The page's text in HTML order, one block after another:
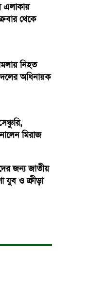
এলাকায়
থেকে
নিহত
অধিনায়ক
মিরাজ
জন্য জাতীয়
যুব ও ক্রীড়া